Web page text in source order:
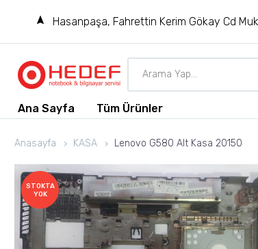
Hasanpaşa, Fahrettin Kerim Gökay Cd
Ana Sayfa Tüm Ürünler
Anasayfa KASA Lenovo G580 Alt Kasa 20150
STOKTA
YOK